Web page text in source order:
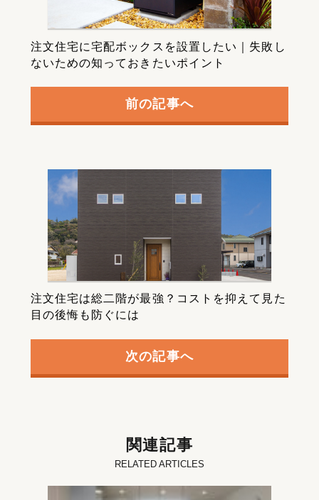
注文住宅に宅配ボックスを設置したい｜失敗し
ないための知っておきたいポイント
前の記事へ
注文住宅は総二階が最強？コストを抑えて見た
目の後悔も防ぐには
次の記事へ
関連記事
RELATED ARTICLES